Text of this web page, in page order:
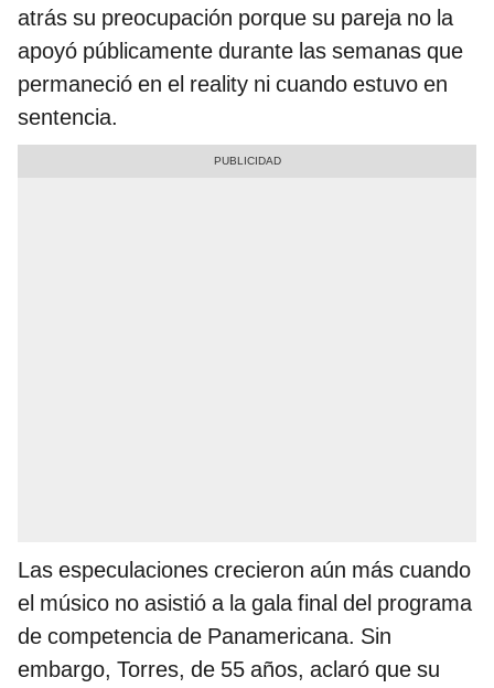
atrás su preocupación porque su pareja no la
apoyó públicamente durante las semanas que
permaneció en el reality ni cuando estuvo en
sentencia.
Las especulaciones crecieron aún más cuando
el músico no asistió a la gala final del programa
de competencia de Panamericana. Sin
embargo, Torres, de 55 años, aclaró que su